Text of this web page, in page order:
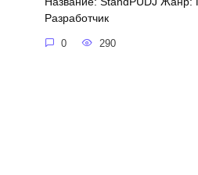
Разработчик
0 290